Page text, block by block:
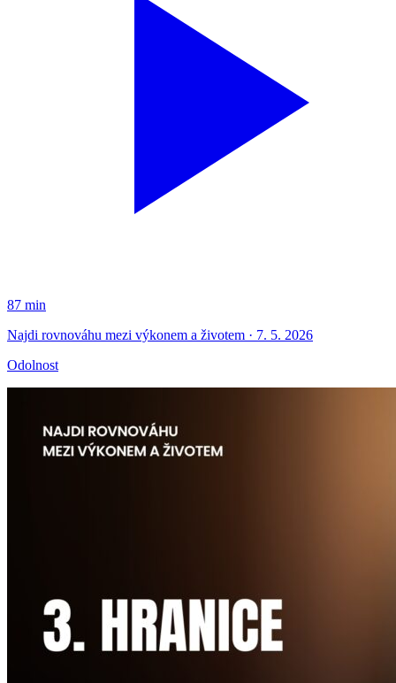
87 min
Najdi rovnováhu mezi výkonem a životem · 7. 5. 2026
Odolnost